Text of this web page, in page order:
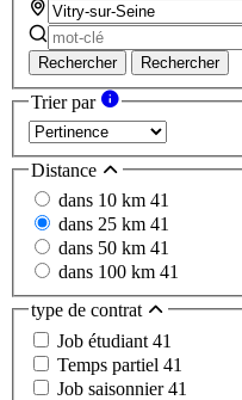
Rechercher Rechercher
Trier par
Distance
dans 10 km 41
dans 25 km 41
dans 50 km 41
dans 100 km 41
type de contrat
Job étudiant 41
Temps partiel 41
Job saisonnier41